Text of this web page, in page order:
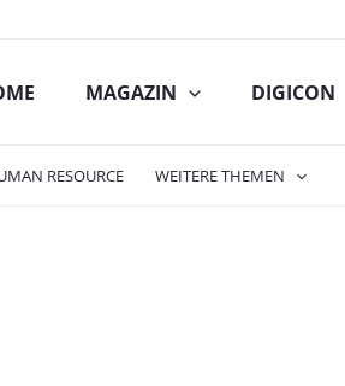
MAGAZIN DIGICON
RESOURCE WEITERE THEMEN